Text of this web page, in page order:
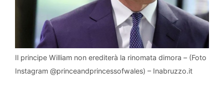
Il principe William non erediterà la rinomata dimora – (Foto
Instagram @princeandprincessofwales) – Inabruzzo.it